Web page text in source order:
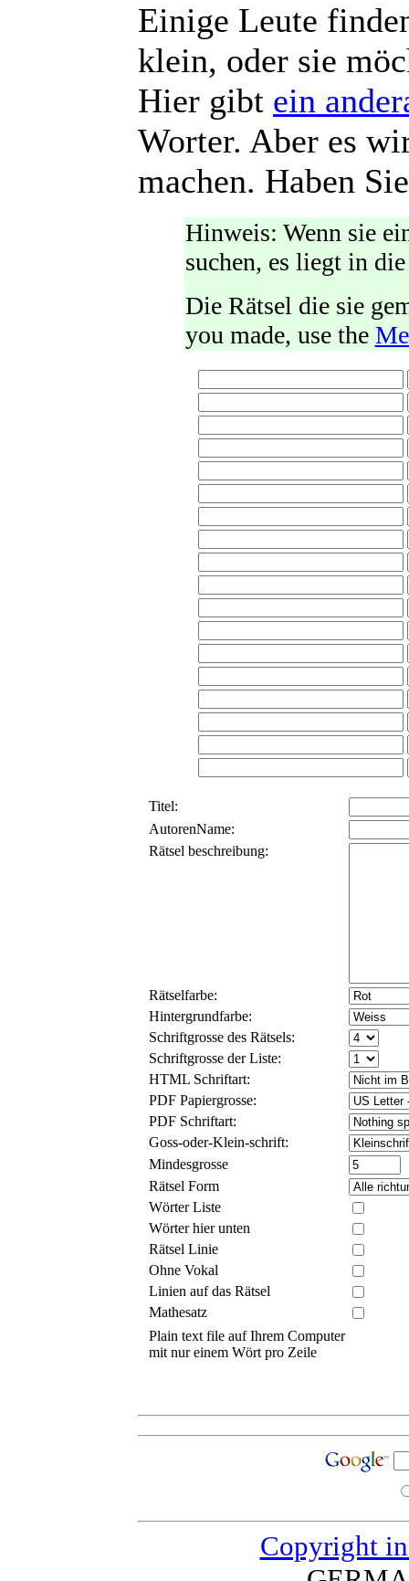
Einige Leute
klein, oder sie
Hier gibt ein
Worter. Aber es
machen. Haben
Hinweis: Wenn sie
suchen, es liegt in
Die Rätsel die sie
you made, use the
Titel:
AutorenName:
Rätsel beschreibung:
Rätselfarbe:
Hintergrundfarbe:
Schriftgrosse des Rätsels:
Schriftgrosse der Liste:
HTML Schriftart:
PDF Papiergrosse:
PDF Schriftart:
Goss-oder-Klein-schrift:
Mindesgrosse
Rätsel Form
Wörter Liste
Wörter hier unten
Rätsel Linie
Ohne Vokal
Linien auf das Rätsel
Mathesatz
Plain text file auf Ihrem Computer
mit nur einem Wört pro Zeile
Copyright